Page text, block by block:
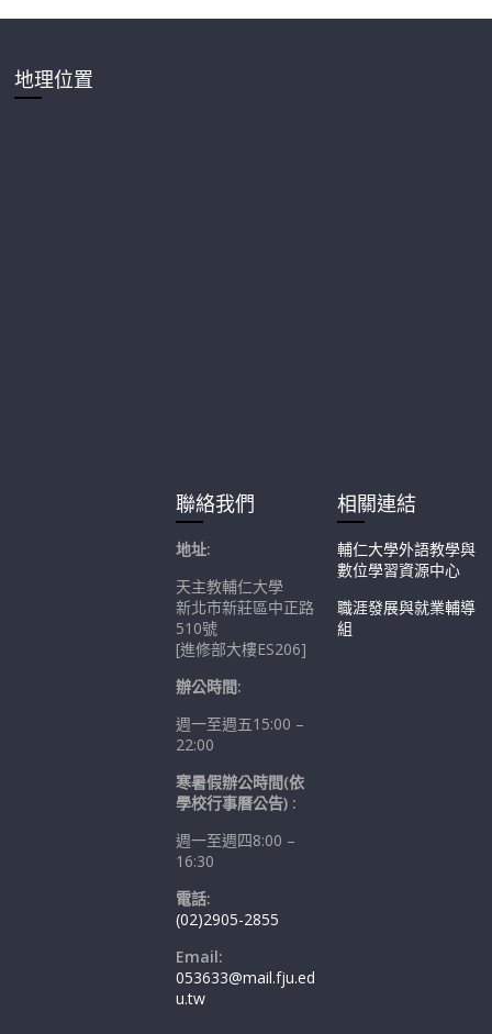
地理位置
聯絡我們
地址:
天主教輔仁大學
新北市新莊區中正路
510號
[進修部大樓ES206]
辦公時間:
週一至週五15:00 –
22:00
寒暑假辦公時間(依
學校行事曆公告) :
週一至週四8:00 –
16:30
電話:
(02)2905-2855
Email:
053633@mail.fju.ed
u.tw
相關連結
輔仁大學外語教學與
數位學習資源中心
職涯發展與就業輔導
組